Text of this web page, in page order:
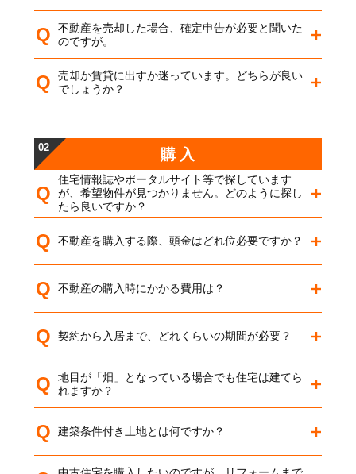
Q
不動産を売却した場合、確定申告が必要と聞いた
のですが。
Q
売却か賃貸に出すか迷っています。どちらが良い
でしょうか？
02 購 入
Q
住宅情報誌やポータルサイト等で探しています
が、希望物件が見つかりません。どのように探し
たら良いですか？
Q 不動産を購入する際、頭金はどれ位必要ですか？
Q 不動産の購入時にかかる費用は？
Q 契約から入居まで、どれくらいの期間が必要？
Q
地目が「畑」となっている場合でも住宅は建てら
れますか？
Q 建築条件付き土地とは何ですか？